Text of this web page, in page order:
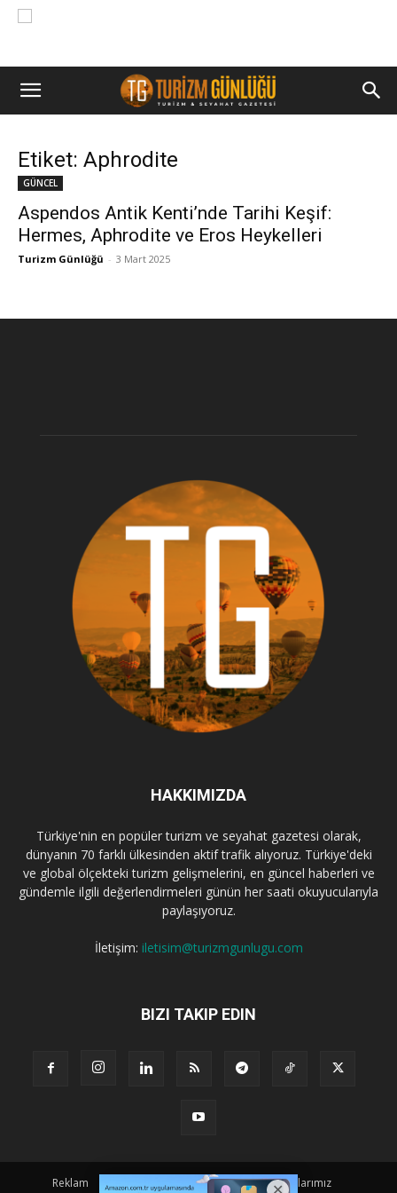
Etiket: Aphrodite
GÜNCEL
Aspendos Antik Kenti’nde Tarihi Keşif:
Hermes, Aphrodite ve Eros Heykelleri
Turizm Günlüğü - 3 Mart 2025
HAKKIMIZDA
Türkiye'nin en popüler turizm ve seyahat gazetesi olarak,
dünyanın 70 farklı ülkesinden aktif trafik alıyoruz. Türkiye'deki
ve global ölçekteki turizm gelişmelerini, en güncel haberleri ve
gündemle ilgili değerlendirmeleri günün her saati okuyucularıyla
paylaşıyoruz.
İletişim: iletisim@turizmgunlugu.com
BIZI TAKIP EDIN
Reklam Künye Hakkımızda Iletişim Yazarlarımız